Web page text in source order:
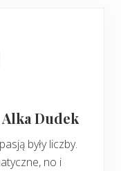
Dudek
były liczby.
no i